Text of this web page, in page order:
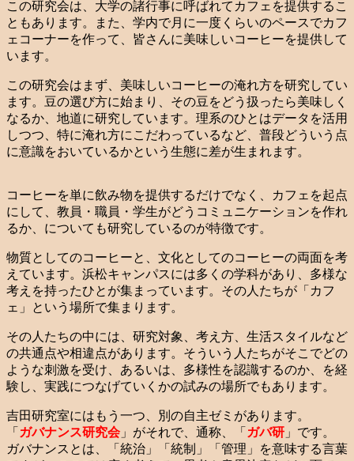
この研究会は、大学の諸行事に呼ばれてカフェを提供するこ
ともあります。また、学内で月に一度くらいのペースでカフ
ェコーナーを作って、皆さんに美味しいコーヒーを提供して
います。
この研究会はまず、美味しいコーヒーの淹れ方を研究してい
ます。豆の選び方に始まり、その豆をどう扱ったら美味しく
なるか、地道に研究しています。理系のひとはデータを活用
しつつ、特に淹れ方にこだわっているなど、普段どういう点
に意識をおいているかという生態に差が生まれます。
コーヒーを単に飲み物を提供するだけでなく、カフェを起点
にして、教員・職員・学生がどうコミュニケーションを作れ
るか、についても研究しているのが特徴です。
物質としてのコーヒーと、文化としてのコーヒーの両面を考
えています。浜松キャンパスには多くの学科があり、多様な
考えを持ったひとが集まっています。その人たちが「カフ
ェ」という場所で集まります。
その人たちの中には、研究対象、考え方、生活スタイルなど
の共通点や相違点があります。そういう人たちがそこでどの
ような刺激を受け、あるいは、多様性を認識するのか、を経
験し、実践につなげていくかの試みの場所でもあります。
吉田研究室にはもう一つ、別の自主ゼミがあります。
「 ガバナンス研究会 」がそれで、通称、「 ガバ研 」です。
ガバナンスとは、「統治」「統制」「管理」を意味する言葉